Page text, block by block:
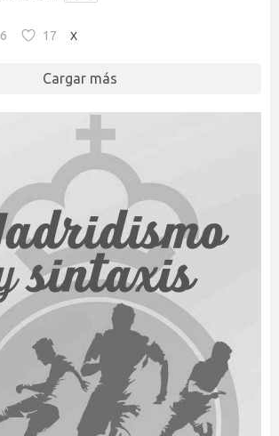
6 17 X
Cargar más